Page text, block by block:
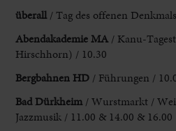
überall/ Tag des offenen Denkmals
Abendakademie MA / Kanu-
Hirschhorn) / 10.30
Bergbahnen HD / Führungen /
Bad Dürkheim / Wurstmarkt /
Jazzmusik / 11.00 & 14.00 & 16.00